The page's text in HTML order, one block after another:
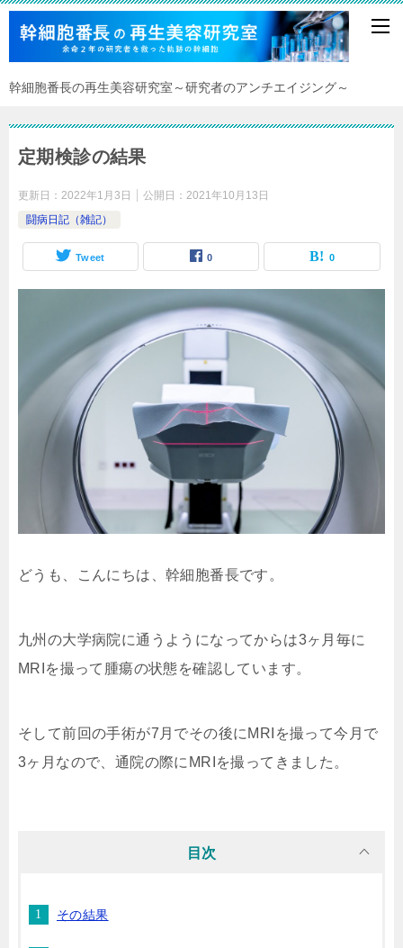
幹細胞番長の再生美容研究室～研究者のアンチエイジング～
定期検診の結果
更新日： 2022年1月3日 公開日： 2021年10月13日
闘病日記（雑記）
Tweet 0 0
どうも、こんにちは、幹細胞番長です。
九州の大学病院に通うようになってからは3ヶ月毎に
MRIを撮って腫瘍の状態を確認しています。
そして前回の手術が7月でその後にMRIを撮って今月で
3ヶ月なので、通院の際にMRIを撮ってきました。
目次
その結果